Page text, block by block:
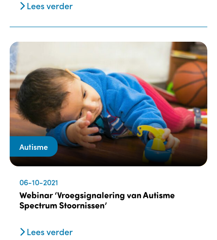
Lees verder
Autisme
06-10-2021
Webinar ‘Vroegsignalering van Autisme
Spectrum Stoornissen’
Lees verder